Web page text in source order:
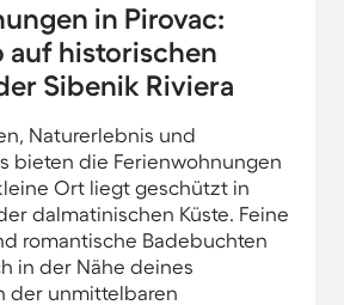
in Pirovac:
auf historischen
Sibenik Riviera
Naturerlebnis und
bieten die Ferienwohnungen
Ort liegt geschützt in
dalmatinischen Küste. Feine
romantische Badebuchten
in der Nähe deines
der unmittelbaren